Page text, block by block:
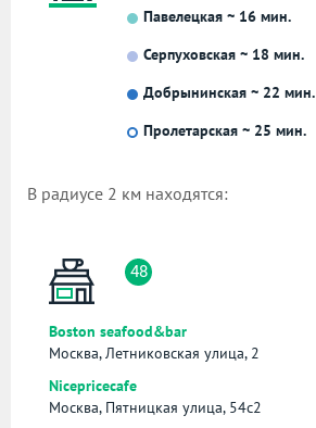
Павелецкая ~ 16 мин.
Серпуховская ~ 18 мин.
Добрынинская ~ 22 мин.
Пролетарская ~ 25 мин.
В радиусе 2 км находятся:
48
Boston seafood&bar
Москва, Летниковская улица, 2
Nicepricecafe
Москва, Пятницкая улица, 54с2